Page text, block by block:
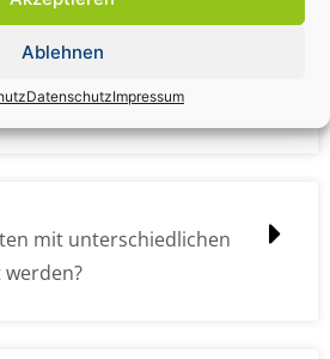
Ablehnen
DatenschutzImpressum
mit unterschiedlichen